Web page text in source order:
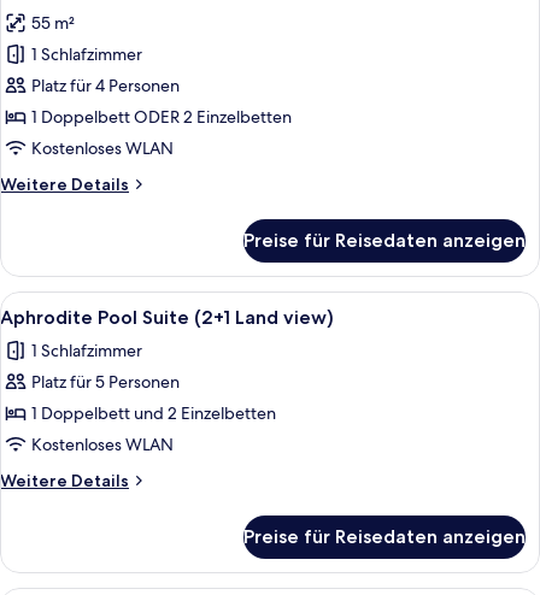
2
children)
für
Superior
Land
View
Room(with
children)
55 m²
1 Schlafzimmer
Platz für 4 Personen
1 Doppelbett ODER 2 Einzelbetten
Kostenloses WLAN
Weitere Details
Weitere
Land
View
Room(with
children)
Preise für Reisedaten anzeigen
Alle
Fotos
für
Aphrodite
Pool
Suite
(2+1
Land
anzeigen
Ein modernes, zweistöckiges Haus
2
Aphrodite Pool Suite (2+1 Land view)
1 Schlafzimmer
Platz für 5 Personen
1 Doppelbett und 2 Einzelbetten
Kostenloses WLAN
Weitere Details
Weitere
Pool
Suite
Preise für Reisedaten anzeigen